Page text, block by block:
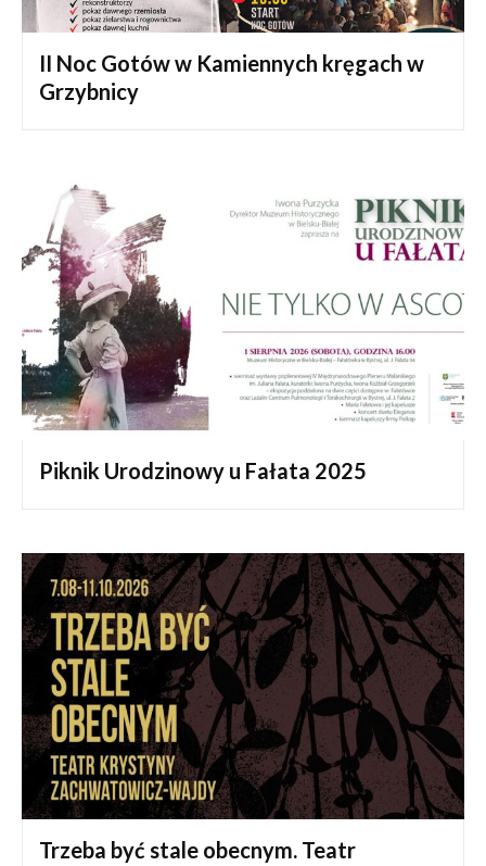
II Noc Gotów w Kamiennych kręgach w
Grzybnicy
Piknik Urodzinowy u Fałata 2025
Trzeba być stale obecnym. Teatr